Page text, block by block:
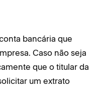
bancária que
Caso não seja
que o titular da
um extrato